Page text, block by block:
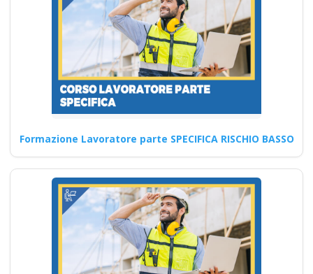
Formazione Lavoratore parte SPECIFICA RISCHIO BASSO